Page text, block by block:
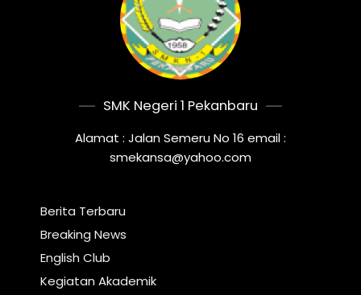
SMK Negeri 1 Pekanbaru
Alamat : Jalan Semeru No 16 email :
smekansa@yahoo.com
Berita Terbaru
Breaking News
English Club
Kegiatan Akademik